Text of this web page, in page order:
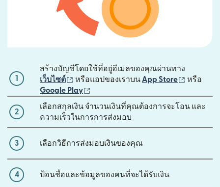
1
สร้างบัญชีโดยใช้ที่อยู่อีเมลของคุณผ่านทาง
เว็บไซต์
(เปิดในหน้าต่างใหม่)
หรือแอปของเราบน App Store (เปิดในห
หรือ
Google Play
2
เลือกสกุลเงิน จำนวนเงินที่คุณต้องการจะโอน และ
ความเร็วในการการส่งมอบ
3 เลือกวิธีการส่งมอบเงินของคุณ
4 ป้อนชื่อและข้อมูลของคนที่จะได้รับเงิน